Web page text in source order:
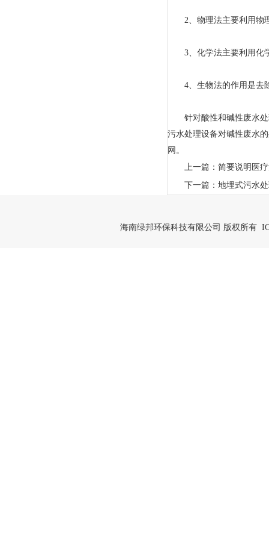
2、物理法主要利用物
3、化学法主要利用化学
4、生物法的作用是去
针对酸性和碱性废水处
污水处理设备对碱性废水
网。
上一篇： 简要说明医
下一篇： 地埋式污水
海南绿邦环保科技有限公司 版权所有